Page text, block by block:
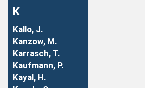
K
Kallo, J.
Kanzow, M.
Karrasch, T.
Kaufmann, P.
Kayal, H.